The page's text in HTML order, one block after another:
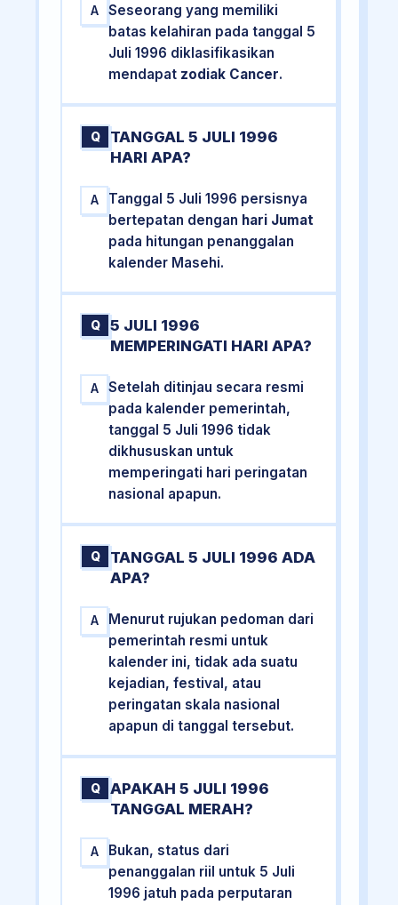
A
Seseorang yang memiliki
batas kelahiran pada tanggal 5
Juli 1996 diklasifikasikan
mendapat zodiak Cancer.
Q
TANGGAL 5 JULI 1996
HARI APA?
A
Tanggal 5 Juli 1996 persisnya
bertepatan dengan hari Jumat
pada hitungan penanggalan
kalender Masehi.
Q
5 JULI 1996
MEMPERINGATI HARI APA?
A
Setelah ditinjau secara resmi
pada kalender pemerintah,
tanggal 5 Juli 1996 tidak
dikhususkan untuk
memperingati hari peringatan
nasional apapun.
Q
TANGGAL 5 JULI 1996 ADA
APA?
A
Menurut rujukan pedoman dari
pemerintah resmi untuk
kalender ini, tidak ada suatu
kejadian, festival, atau
peringatan skala nasional
apapun di tanggal tersebut.
Q
APAKAH 5 JULI 1996
TANGGAL MERAH?
A
Bukan, status dari
penanggalan riil untuk 5 Juli
1996 jatuh pada perputaran